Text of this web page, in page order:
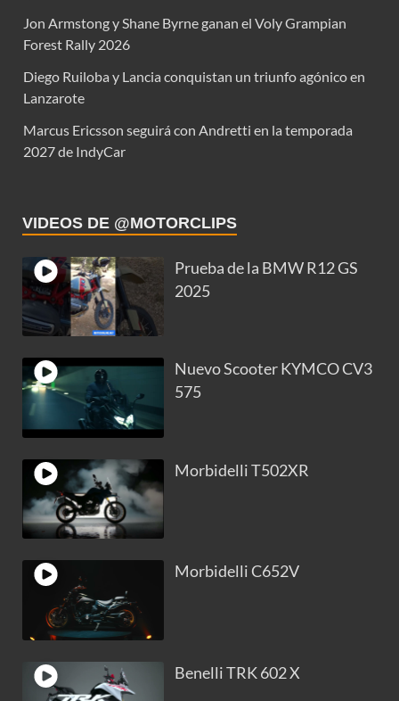
Jon Armstong y Shane Byrne ganan el Voly Grampian
Forest Rally 2026
Diego Ruiloba y Lancia conquistan un triunfo agónico en
Lanzarote
Marcus Ericsson seguirá con Andretti en la temporada
2027 de IndyCar
VIDEOS DE @MOTORCLIPS
Prueba de la BMW R12 GS
2025
Nuevo Scooter KYMCO CV3
575
Morbidelli T502XR
Morbidelli C652V
Benelli TRK 602 X